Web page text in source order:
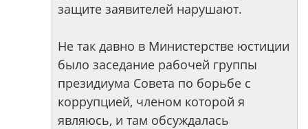
защите заявителей нарушают.
Не так давно в Министерстве юстиции
было заседание рабочей группы
президиума Совета по борьбе с
коррупцией, членом которой я
являюсь, и там обсуждалась